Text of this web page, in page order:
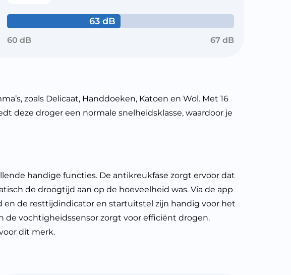
63 dB
60 dB 67 dB
zoals Delicaat, Handdoeken, Katoen en Wol. Met 16
deze droger een normale snelheidsklasse, waardoor je
handige functies. De antikreukfase zorgt ervoor dat
de droogtijd aan op de hoeveelheid was. Via de app
de resttijdindicator en startuitstel zijn handig voor het
vochtigheidssensor zorgt voor efficiënt drogen.
dit merk.